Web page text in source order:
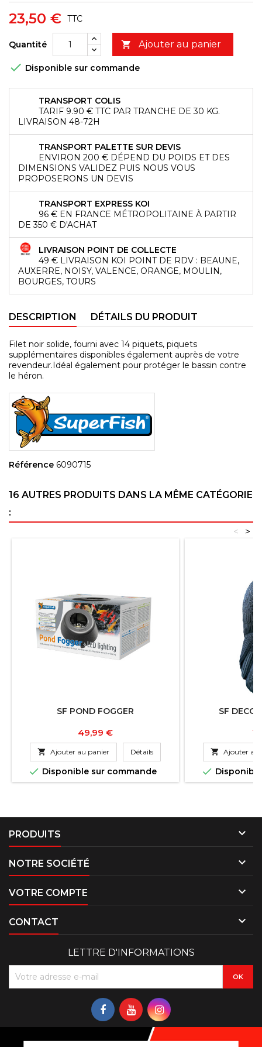
23,50 € TTC
Quantité  Ajouter au panier
 Disponible sur commande
TRANSPORT COLIS
TARIF 9.90 € TTC PAR TRANCHE DE 30 KG.
LIVRAISON 48-72H
TRANSPORT PALETTE SUR DEVIS
ENVIRON 200 € DÉPEND DU POIDS ET DES
DIMENSIONS VALIDEZ PUIS NOUS VOUS
PROPOSERONS UN DEVIS
TRANSPORT EXPRESS KOI
96 € EN FRANCE MÉTROPOLITAINE À PARTIR
DE 350 € D'ACHAT
LIVRAISON POINT DE COLLECTE
49 € LIVRAISON KOI POINT DE RDV : BEAUNE,
AUXERRE, NOISY, VALENCE, ORANGE, MOULIN,
BOURGES, TOURS
DESCRIPTION DÉTAILS DU PRODUIT
Filet noir solide, fourni avec 14 piquets, piquets
supplémentaires disponibles également auprès de votre
revendeur.Idéal également pour protéger le bassin contre
le héron.
Référence 6090715
16 AUTRES PRODUITS DANS LA MÊME CATÉGORIE
:
>
<
SF POND FOGGER
Prix
49,99 €
 Ajouter au panier Détails
 Disponible sur commande
SF DECO
 Ajouter au

PRODUITS 
NOTRE SOCIÉTÉ 
VOTRE COMPTE 
CONTACT 
LETTRE D'INFORMATIONS